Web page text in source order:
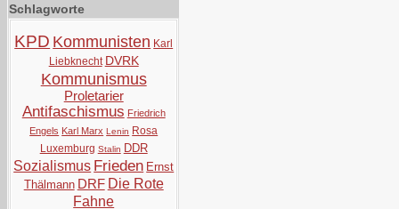
Schlagworte
KPD Kommunisten Karl
Liebknecht DVRK
Kommunismus
Proletarier
Antifaschismus Friedrich
Engels Karl Marx Lenin Rosa
Luxemburg Stalin DDR
Sozialismus Frieden Ernst
Thälmann DRF Die Rote
Fahne